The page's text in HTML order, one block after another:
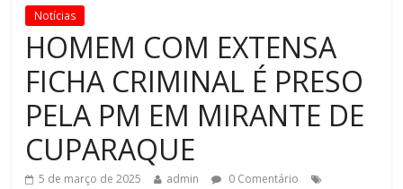
Notícias
HOMEM COM EXTENSA
FICHA CRIMINAL É PRESO
PELA PM EM MIRANTE DE
CUPARAQUE
5 de março de 2025 admin
0 Comentário